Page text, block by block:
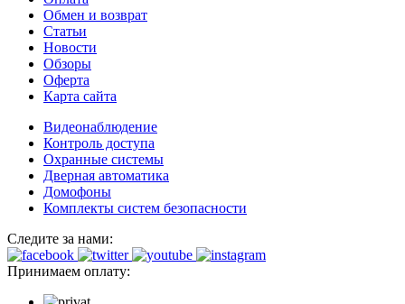
Обмен и возврат
Статьи
Новости
Обзоры
Оферта
Карта сайта
Видеонаблюдение
Контроль доступа
Охранные системы
Дверная автоматика
Домофоны
Комплекты систем безопасности
Следите за нами:
Принимаем оплату: